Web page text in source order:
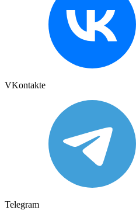
VKontakte
Telegram